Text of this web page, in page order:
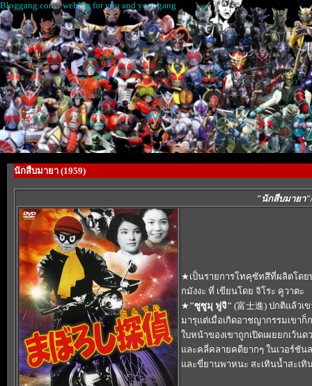
Bloggang.com : weblog for you and your gang
นักสืบมายา (1959)
"นักสืบมายา"/
★เป็นรายการโทคุซัทสึที่ผลิตโดย
กมังงะ ที่ เขียนโดย จิโระ คูวาตะ
★"ซูซูมุ ฟูจิ" (富士進) ปกติแล้ว
มารุแต่เมื่อเกิดอาชญากรรมเขา
บหน้าของเขาถูกเปิดเผยยกเว้น
ละคลี่คลายคดียากๆ ในเวอร์ชั
ละขี่ยานพาหนะ สะเทินน้ำสะเทิ